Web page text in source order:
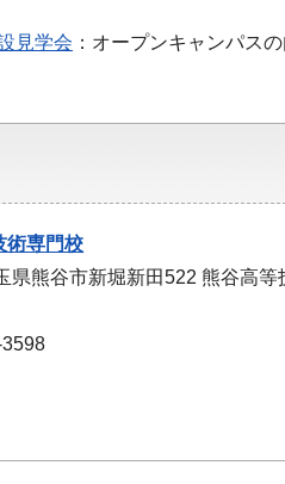
見学会 ：オープンキャンパス
術専門校
県熊谷市新堀新田522 熊谷高等